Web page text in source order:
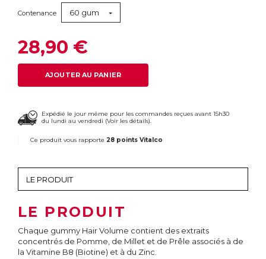
Contenance 60 gum
28,90 €
AJOUTER AU PANIER
Expédié le jour même pour les commandes reçues avant 15h30
du lundi au vendredi (Voir les détails).
Ce produit vous rapporte 28 points Vitalco
LE PRODUIT
Chaque gummy Hair Volume contient des extraits
concentrés de Pomme, de Millet et de Prêle associés à de
la Vitamine B8 (Biotine) et à du Zinc.